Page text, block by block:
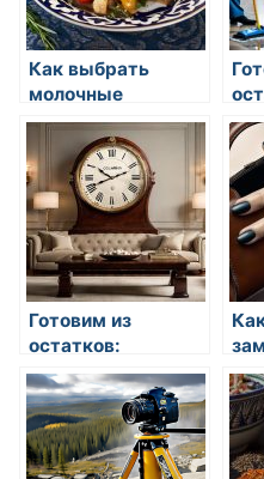
Как выбрать
молочные
продукты
Готовим из
остатков:
кулинарные идеи